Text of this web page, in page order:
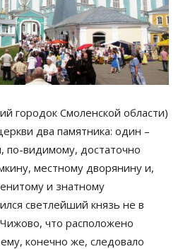
городок Смоленской области)
два памятника: один –
по-видимому, достаточно
местному дворянину и,
и знатному
светлейший князь не в
что расположено
конечно же, следовало